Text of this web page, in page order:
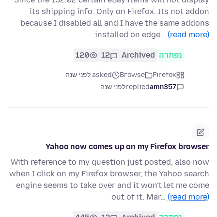
its shipping info. Only on Firefox. Its not addon
because I disabled all and I have the same addons
installed on edge… (read more)
נפתרה Archived
12
120
Firefox
Browse
asked לפני שנה
amn357
repliedלפני שנה
Yahoo now comes up on my Firefox browser
With reference to my question just posted, also now
when I click on my Firefox browser, the Yahoo search
engine seems to take over and it won't let me come
out of it. Mar… (read more)